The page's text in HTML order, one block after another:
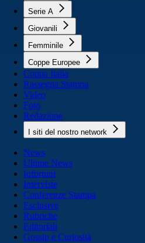
Serie A
Giovanili
Femminile
Coppe Europee
Coppa Italia
Rassegna Stampa
Video
Foto
Redazione
I siti del nostro network
News
Ultime News
Infortuni
Interviste
Conferenze Stampa
Esclusive
Rubriche
Editoriali
Gossip e Curiosità